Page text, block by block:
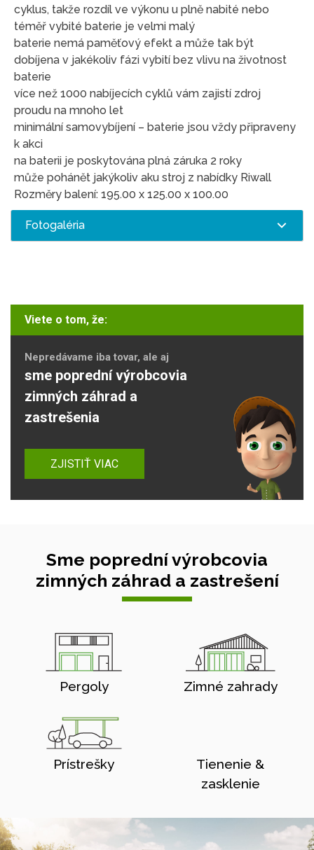
cyklus, takže rozdíl ve výkonu u plně nabité nebo
téměř vybité baterie je velmi malý
baterie nemá paměťový efekt a může tak být
dobíjena v jakékoliv fázi vybití bez vlivu na životnost
baterie
více než 1000 nabíjecích cyklů vám zajistí zdroj
proudu na mnoho let
minimální samovybíjení – baterie jsou vždy připraveny
k akci
na baterii je poskytována plná záruka 2 roky
může pohánět jakýkoliv aku stroj z nabídky Riwall
Rozměry balení: 195.00 x 125.00 x 100.00
Fotogaléria
Viete o tom, že:
Nepredávame iba tovar, ale aj
sme poprední výrobcovia
zimných záhrad a
zastrešenia
ZJISTIŤ VIAC
Sme poprední výrobcovia
zimných záhrad a zastrešení
Pergoly Zimné zahrady
Prístrešky
Tienenie &
zasklenie